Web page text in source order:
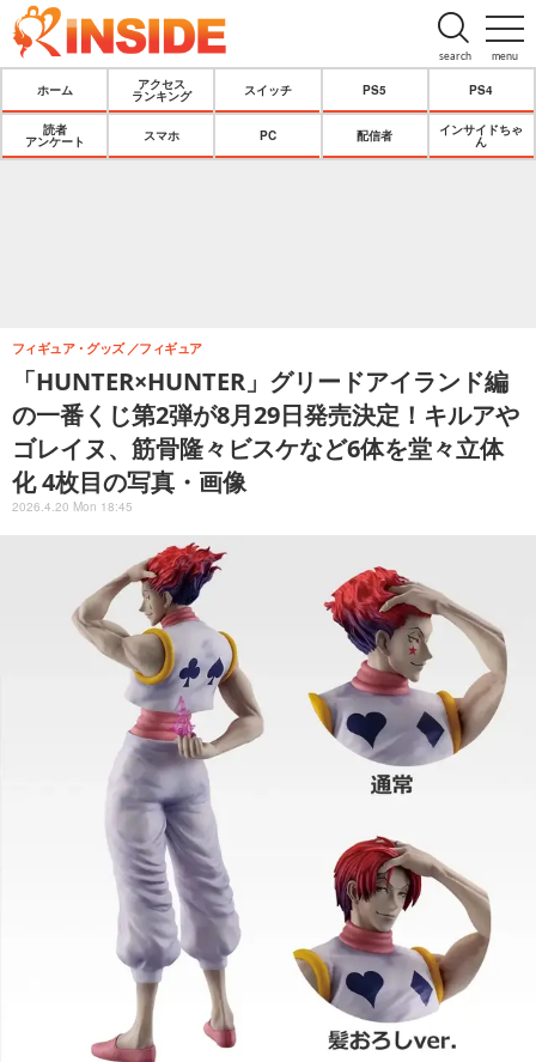
menu
search
ホーム
アクセス
ランキング
スイッチ PS5 PS4
読者
アンケート
スマホ PC 配信者
インサイドちゃ
ん
「HUNTER×HUNTER」グリードアイランド編
の一番くじ第2弾が8月29日発売決定！キルアや
ゴレイヌ、筋骨隆々ビスケなど6体を堂々立体
化 4枚目の写真・画像
フィギュア・グッズ フィギュア
2026.4.20 Mon 18:45